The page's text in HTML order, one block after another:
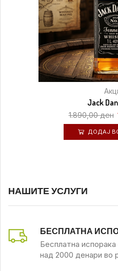
Jack
1.890,00ден
ДОДАЈ
НАШИТЕ УСЛУГИ
БЕСПЛАТНА
Бесплатна испорака
над 2000 денари во